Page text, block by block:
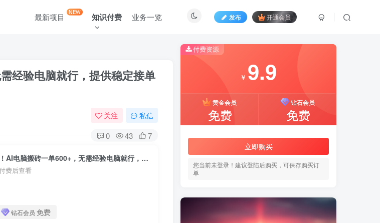
发布 开通会员
最新项目 NEW 知识付费 业务一览
经验电脑就行，提供稳定接单
关注 私信
0 43 7
2026教育风口爆发期！AI电脑搬砖一单600+，无需经验电脑就行，提供稳定接单资源
费后查看
钻石会员 免费
付费资源
￥ 9.9
黄金会员
免费
钻石会员
免费
立即购买
您当前未登录！建议登陆后购买，可保存购买订
单